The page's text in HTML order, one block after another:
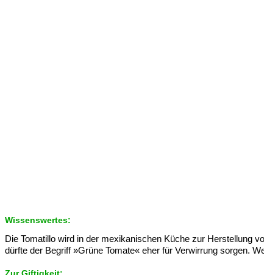
Wissenswertes:
Die Tomatillo wird in der mexikanischen Küche zur Herstellung
dürfte der Begriff »Grüne Tomate« eher für Verwirrung sorgen.